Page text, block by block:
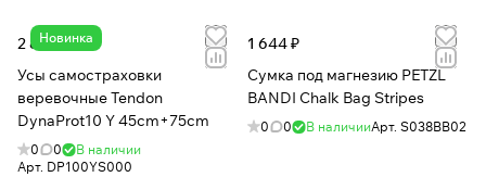
Новинка
2 819 ₽
Усы самостраховки
веревочные Tendon
DynaProt10 Y 45cm+75cm
0 0
В наличии
Арт. DP100YS000
1 644 ₽
Сумка под магнезию PETZL
BANDI Chalk Bag Stripes
0 0 В наличииАрт. S038BB02